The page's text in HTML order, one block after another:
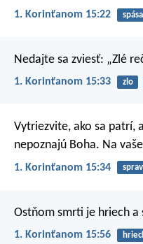
1. Korinťanom 15:22 spása
Nedajte sa zviesť: „Zlé
1. Korinťanom 15:33 zlo
Vytriezvite, ako sa patrí,
nepoznajú Boha. Na
1. Korinťanom 15:34
Ostňom smrti je hriech a
1. Korinťanom 15:56